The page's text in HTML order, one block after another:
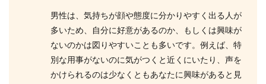
しまいがち...
男性は、気持ちが顔や態度に分かりやすく出る人が
多いため、自分に好意があるのか、もしくは興味が
ないのかは図りやすいことも多いです。例えば、特
別な用事がないのに気がつくと近くにいたり、声を
かけられるのは少なくともあなたに興味があると見